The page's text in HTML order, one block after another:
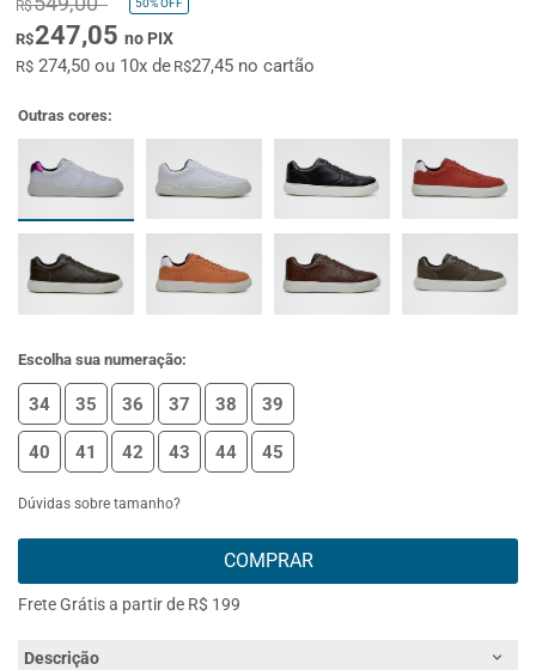
R$
R$247,05 no PIX
R$ 274,50 ou 10x deR$27,45 no cartão
Outras cores:
Escolha sua numeração:
34 35 36 37 38 39
40 41 42 43 44 45
Dúvidas sobre tamanho?
COMPRAR
Frete Grátis a partir de R$ 199
Descrição